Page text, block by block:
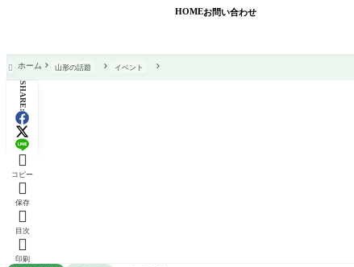
HOMEお問い合わせ
 ホーム 山形の話題 イベント
SHARE:

コピー

保存

目次

印刷